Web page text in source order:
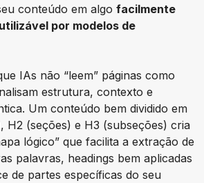
conteúdo em algo facilmente
por modelos de
IAs não “leem” páginas como
estrutura, contexto e
Um conteúdo bem dividido em
H2 (seções) e H3 (subseções) cria
lógico” que facilita a extração de
palavras, headings bem aplicadas
de partes específicas do seu